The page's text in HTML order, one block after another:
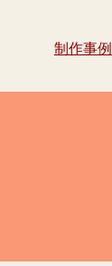
制作事例